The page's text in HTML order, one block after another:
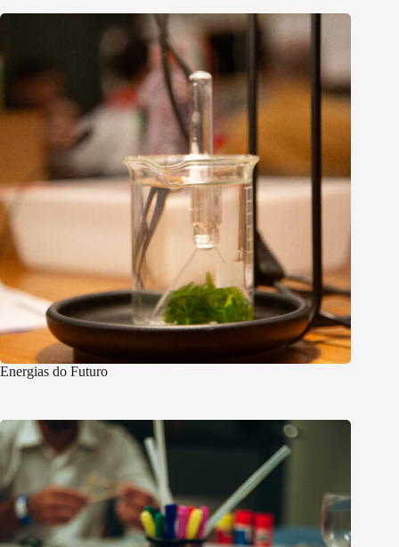
Energias do Futuro